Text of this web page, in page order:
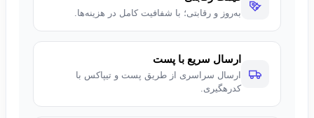
به‌روز و رقابتی؛ با شفافیت کامل در هزینه‌ها.
ارسال سریع با پست
ارسال سراسری از طریق پست و تیپاکس با
کدرهگیری.